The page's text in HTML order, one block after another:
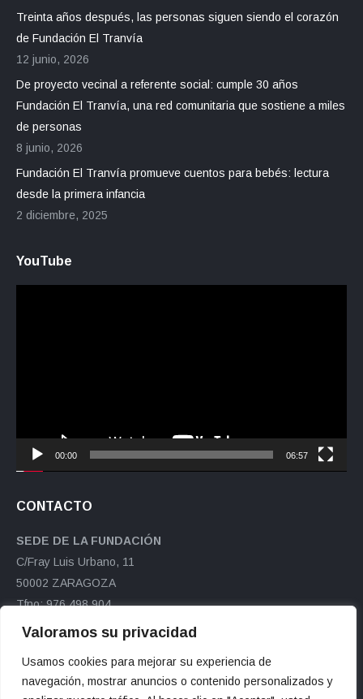
Valoramos su privacidad
Usamos cookies para mejorar su experiencia de
navegación, mostrar anuncios o contenido personalizados y
Treinta años después, las personas siguen siendo el corazón
de Fundación El Tranvía
12 junio, 2026
De proyecto vecinal a referente social: cumple 30 años
Fundación El Tranvía, una red comunitaria que sostiene a miles
de personas
8 junio, 2026
Fundación El Tranvía promueve cuentos para bebés: lectura
desde la primera infancia
2 diciembre, 2025
YouTube
00:00 06:57
CONTACTO
SEDE DE LA FUNDACIÓN
C/Fray Luis Urbano, 11
50002 ZARAGOZA
Tfno: 976 498 904
Fax: 976 498 891
Encuéntranos en:
Facebook
X